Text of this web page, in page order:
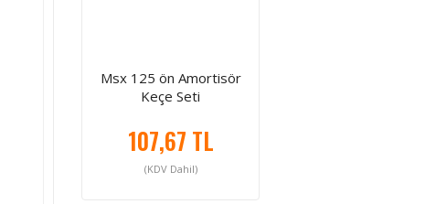
Msx 125 ön Amortisör
Keçe Seti
107,67 TL
(KDV Dahil)